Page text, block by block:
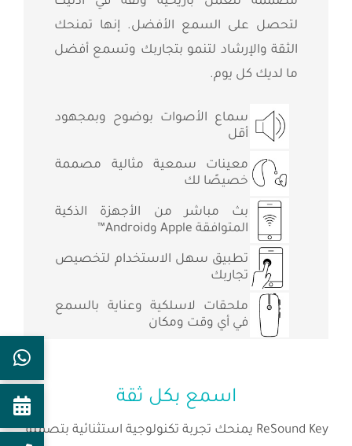
لتحصل على السمع الأفضل. إنها تمنحك
الثقة والإرشاد لتنمو بتجاربك وتسمع أفضل
ما لديك كل يوم.
سماع الأصوات بوضوح وبمجهود
أقل
معينات سمعية مثالية مصممة
خصيصًا لك
بث مباشر من الأجهزة الذكية
المتوافقة Apple وAndroid™
تطبيق سهل الاستخدام لتخصيص
تجاربك
ملحقات لاسلكية وعناية بالسمع
في أي وقت ومكان
اسمع بكل ثقة
ReSound Key يمنحك تجربة تكنولوجية استثنائية بتصميم